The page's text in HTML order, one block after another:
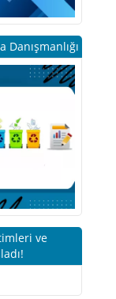
Danışmanlığı
ve